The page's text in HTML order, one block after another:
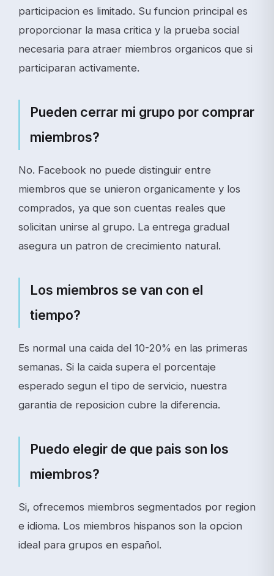
participacion es limitado. Su funcion principal es
proporcionar la masa critica y la prueba social
necesaria para atraer miembros organicos que si
participaran activamente.
Pueden cerrar mi grupo por comprar
miembros?
No. Facebook no puede distinguir entre
miembros que se unieron organicamente y los
comprados, ya que son cuentas reales que
solicitan unirse al grupo. La entrega gradual
asegura un patron de crecimiento natural.
Los miembros se van con el
tiempo?
Es normal una caida del 10-20% en las primeras
semanas. Si la caida supera el porcentaje
esperado segun el tipo de servicio, nuestra
garantia de reposicion cubre la diferencia.
Puedo elegir de que pais son los
miembros?
Si, ofrecemos miembros segmentados por region
e idioma. Los miembros hispanos son la opcion
ideal para grupos en español.